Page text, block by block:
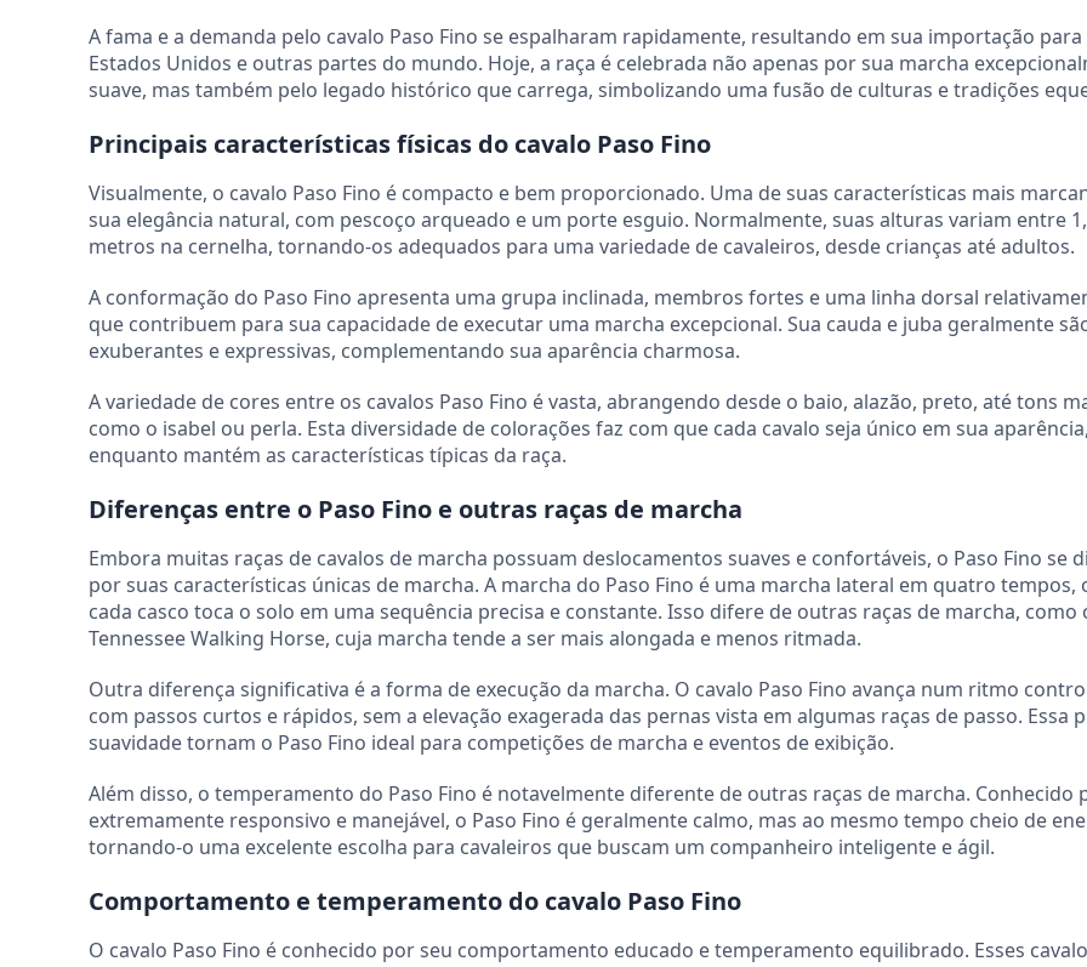
A fama e a demanda pelo cavalo Paso Fino se espalharam rapidamente, resultando em sua importação para
Estados Unidos e outras partes do mundo. Hoje, a raça é celebrada não apenas por sua marcha
suave, mas também pelo legado histórico que carrega, simbolizando uma fusão de culturas e tradições
Principais características físicas do cavalo Paso Fino
Visualmente, o cavalo Paso Fino é compacto e bem proporcionado. Uma de suas características mais
sua elegância natural, com pescoço arqueado e um porte esguio. Normalmente, suas alturas variam entre
metros na cernelha, tornando-os adequados para uma variedade de cavaleiros, desde crianças até adultos.
A conformação do Paso Fino apresenta uma grupa inclinada, membros fortes e uma linha dorsal
que contribuem para sua capacidade de executar uma marcha excepcional. Sua cauda e juba geralmente
exuberantes e expressivas, complementando sua aparência charmosa.
A variedade de cores entre os cavalos Paso Fino é vasta, abrangendo desde o baio, alazão, preto, até tons
como o isabel ou perla. Esta diversidade de colorações faz com que cada cavalo seja único em sua
enquanto mantém as características típicas da raça.
Diferenças entre o Paso Fino e outras raças de marcha
Embora muitas raças de cavalos de marcha possuam deslocamentos suaves e confortáveis, o Paso Fino se
por suas características únicas de marcha. A marcha do Paso Fino é uma marcha lateral em quatro tempos,
cada casco toca o solo em uma sequência precisa e constante. Isso difere de outras raças de marcha, como
Tennessee Walking Horse, cuja marcha tende a ser mais alongada e menos ritmada.
Outra diferença significativa é a forma de execução da marcha. O cavalo Paso Fino avança num ritmo
com passos curtos e rápidos, sem a elevação exagerada das pernas vista em algumas raças de passo. Essa
suavidade tornam o Paso Fino ideal para competições de marcha e eventos de exibição.
Além disso, o temperamento do Paso Fino é notavelmente diferente de outras raças de marcha. Conhecido
extremamente responsivo e manejável, o Paso Fino é geralmente calmo, mas ao mesmo tempo cheio de
tornando-o uma excelente escolha para cavaleiros que buscam um companheiro inteligente e ágil.
Comportamento e temperamento do cavalo Paso Fino
O cavalo Paso Fino é conhecido por seu comportamento educado e temperamento equilibrado. Esses